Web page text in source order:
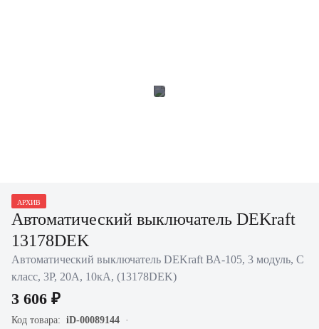
АРХИВ
Автоматический выключатель DEKraft
13178DEK
Автоматический выключатель DEKraft ВА-105, 3 модуль, C
класс, 3P, 20А, 10кА, (13178DEK)
3 606 ₽
Код товара: iD-00089144